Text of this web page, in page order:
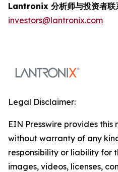
Lantronix 分析师与投资者联
investors@lantronix.com
Legal Disclaimer:
EIN Presswire provides this
without warranty of any
responsibility or liability for
images, videos, licenses,